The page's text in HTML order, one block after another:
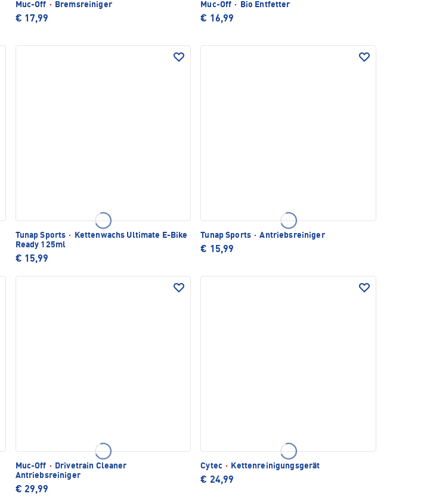
Muc-Off · Bremsreiniger
€ 17,99
Muc-Off · Bio Entfetter
€ 16,99
Tunap Sports ·
Kettenwachs Ultimate E-Bike
Ready 125ml
€ 15,99
Tunap Sports · Antriebsreiniger
€ 15,99
Muc-Off ·
Drivetrain Cleaner
Antriebsreiniger
€ 29,99
Cytec · Kettenreinigungsgerät
€ 24,99